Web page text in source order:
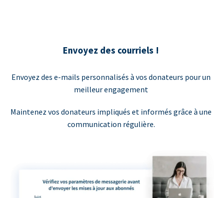
Envoyez des courriels !
Envoyez des e-mails personnalisés à vos donateurs pour un
meilleur engagement
Maintenez vos donateurs impliqués et informés grâce à une
communication régulière.